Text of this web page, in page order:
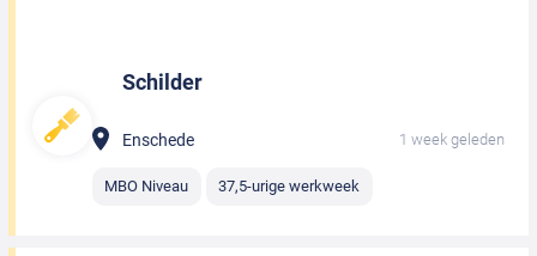
Schilder
Enschede 1 week geleden
MBO Niveau 37,5-urige werkweek